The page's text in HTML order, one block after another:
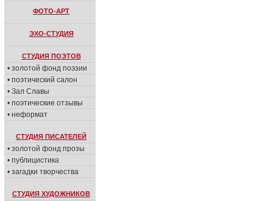
ФОТО-АРТ
ЭХО-СТУДИЯ
СТУДИЯ ПОЭТОВ
• золотой фонд поэзии
• поэтический салон
• Зал Славы
• поэтические отзывы
• неформат
СТУДИЯ ПИСАТЕЛЕЙ
• золотой фонд прозы
• публицистика
• загадки творчества
СТУДИЯ ХУДОЖНИКОВ